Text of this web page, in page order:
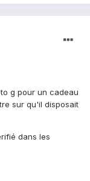
g pour un cadeau
sur qu'il disposait
dans les